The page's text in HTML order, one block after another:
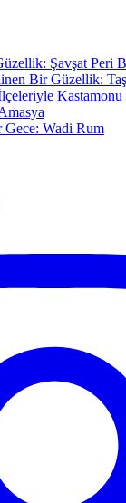
Şavşat Peri
Bir Güzellik:
Kastamonu
Wadi Rum